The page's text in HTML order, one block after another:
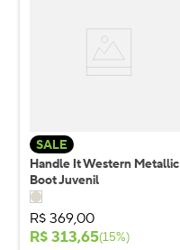
SALE
Handle It Western Metallic
Boot Juvenil
R$ 369,00
R$313,65(15%)